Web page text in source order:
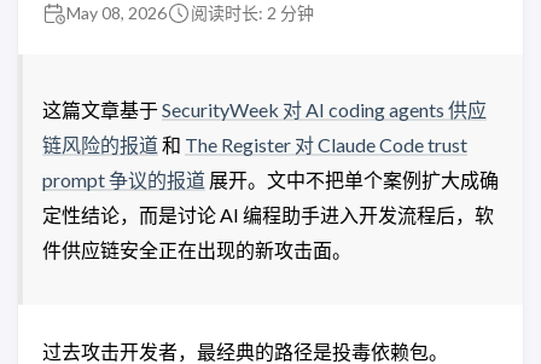
May 08, 2026 阅读时长: 2 分钟
这篇文章基于SecurityWeek 对 AI coding agents 供应
链风险的报道和 The Register 对 Claude Code trust
prompt 争议的报道 展开。文中不把单个案例扩大成确
定性结论，而是讨论 AI 编程助手进入开发流程后，软
件供应链安全正在出现的新攻击面。
过去攻击开发者，最经典的路径是投毒依赖包。